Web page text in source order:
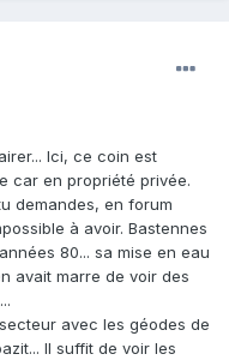
Ici, ce coin est
car en propriété privée.
demandes, en forum
à avoir. Bastennes
80... sa mise en eau
avait marre de voir des
avec les géodes de
Il suffit de voir les